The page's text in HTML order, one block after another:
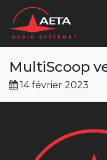
MultiScoop
14 février 2023